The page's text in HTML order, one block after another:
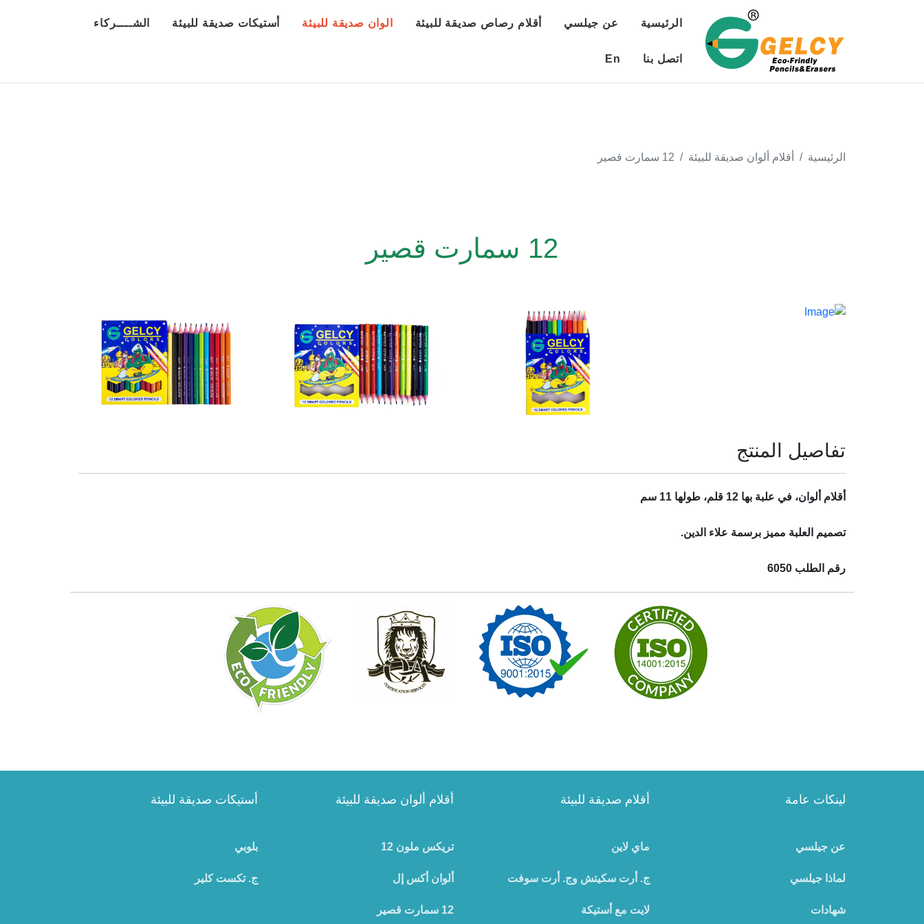
الرئيسية عن جيلسي أقلام رصاص صديقة للبيئة الوان صديقة للبيئة أستيكات صديقة للبيئة الشــــركاء
اتصل بنا En
الرئيسية أقلام ألوان صديقة للبيئة 12 سمارت قصير
12 سمارت قصير
تفاصيل المنتج
أقلام ألوان، في علبة بها 12 قلم، طولها 11 سم
تصميم العلبة مميز برسمة علاء الدين.
رقم الطلب 6050
لينكات عامة
عن جيلسي
لماذا جيلسي
شهادات
أقلام صديقة للبيئة
ماي لاين
ج. أرت سكيتش وج. أرت سوفت
لايت مع أستيكة
أقلام ألوان صديقة للبيئة
تريكس ملون 12
ألوان أكس إل
12 سمارت قصير
أستيكات صديقة للبيئة
بلوبي
ج. تكست كلير